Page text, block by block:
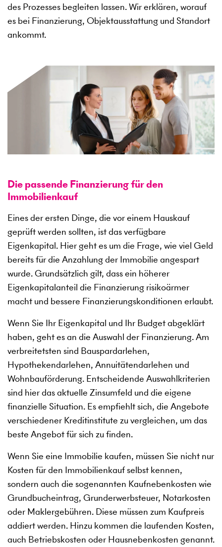
des Prozesses begleiten lassen. Wir erklären, worauf
es bei Finanzierung, Objektausstattung und Standort
ankommt.
Die passende Finanzierung für den
Immobilienkauf
Eines der ersten Dinge, die vor einem Hauskauf
geprüft werden sollten, ist das verfügbare
Eigenkapital. Hier geht es um die Frage, wie viel Geld
bereits für die Anzahlung der Immobilie angespart
wurde. Grundsätzlich gilt, dass ein höherer
Eigenkapitalanteil die Finanzierung risikoärmer
macht und bessere Finanzierungskonditionen erlaubt.
Wenn Sie Ihr Eigenkapital und Ihr Budget abgeklärt
haben, geht es an die Auswahl der Finanzierung. Am
verbreitetsten sind Bauspardarlehen,
Hypothekendarlehen, Annuitätendarlehen und
Wohnbauförderung. Entscheidende Auswahlkriterien
sind hier das aktuelle Zinsumfeld und die eigene
finanzielle Situation. Es empfiehlt sich, die Angebote
verschiedener Kreditinstitute zu vergleichen, um das
beste Angebot für sich zu finden.
Wenn Sie eine Immobilie kaufen, müssen Sie nicht nur
Kosten für den Immobilienkauf selbst kennen,
sondern auch die sogenannten Kaufnebenkosten wie
Grundbucheintrag, Grunderwerbsteuer, Notarkosten
oder Maklergebühren. Diese müssen zum Kaufpreis
addiert werden. Hinzu kommen die laufenden Kosten,
auch Betriebskosten oder Hausnebenkosten genannt.